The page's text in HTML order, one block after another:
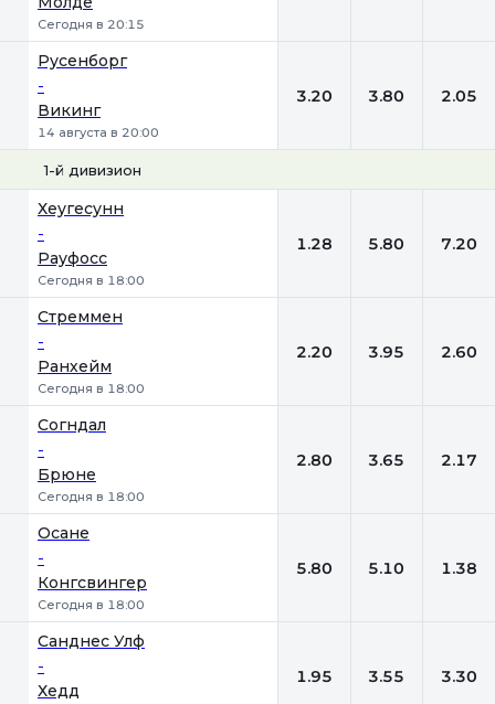
Сегодня в 20:15
Русенборг
-
Викинг
14 августа в 20:00
3.20 3.80 2.05
1-й дивизион
Хеугесунн
-
Рауфосс
Сегодня в 18:00
1.28 5.80 7.20
Стреммен
-
Ранхейм
Сегодня в 18:00
2.20 3.95 2.60
Согндал
-
Брюне
Сегодня в 18:00
2.80 3.65 2.17
Осане
-
Конгсвингер
Сегодня в 18:00
5.80 5.10 1.38
Санднес Улф
-
Хедд
1.95 3.55 3.30